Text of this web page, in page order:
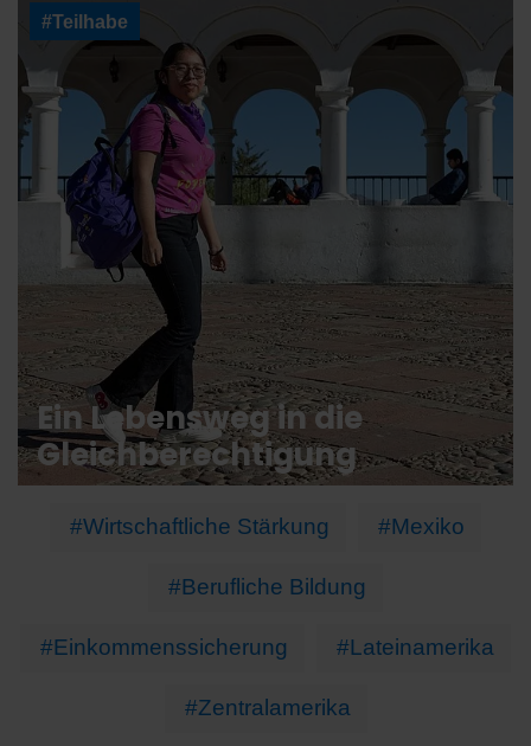
#Teilhabe
Ein Lebensweg in die
Gleichberechtigung
#Wirtschaftliche Stärkung #Mexiko
#Berufliche Bildung
#Einkommenssicherung #Lateinamerika
#Zentralamerika